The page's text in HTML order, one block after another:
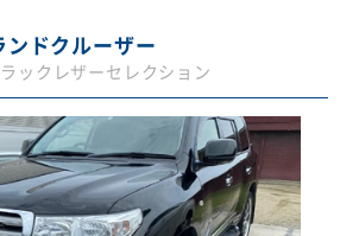
ンドクルーザー
ックレザーセレクション